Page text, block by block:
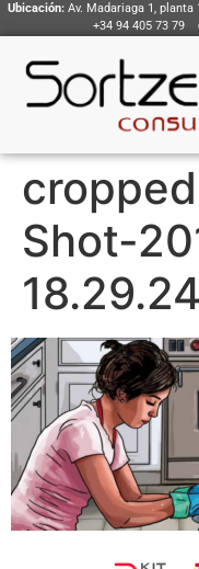
Ubicación: Av. Madariaga 1,
+34 94 405 73 79
Shot-
18.29.24